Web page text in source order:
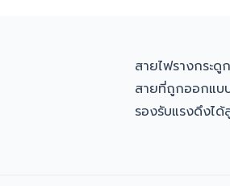
สายไฟรางกระ
สายที่ถูกออกแบ
รองรับแรงดึงไ